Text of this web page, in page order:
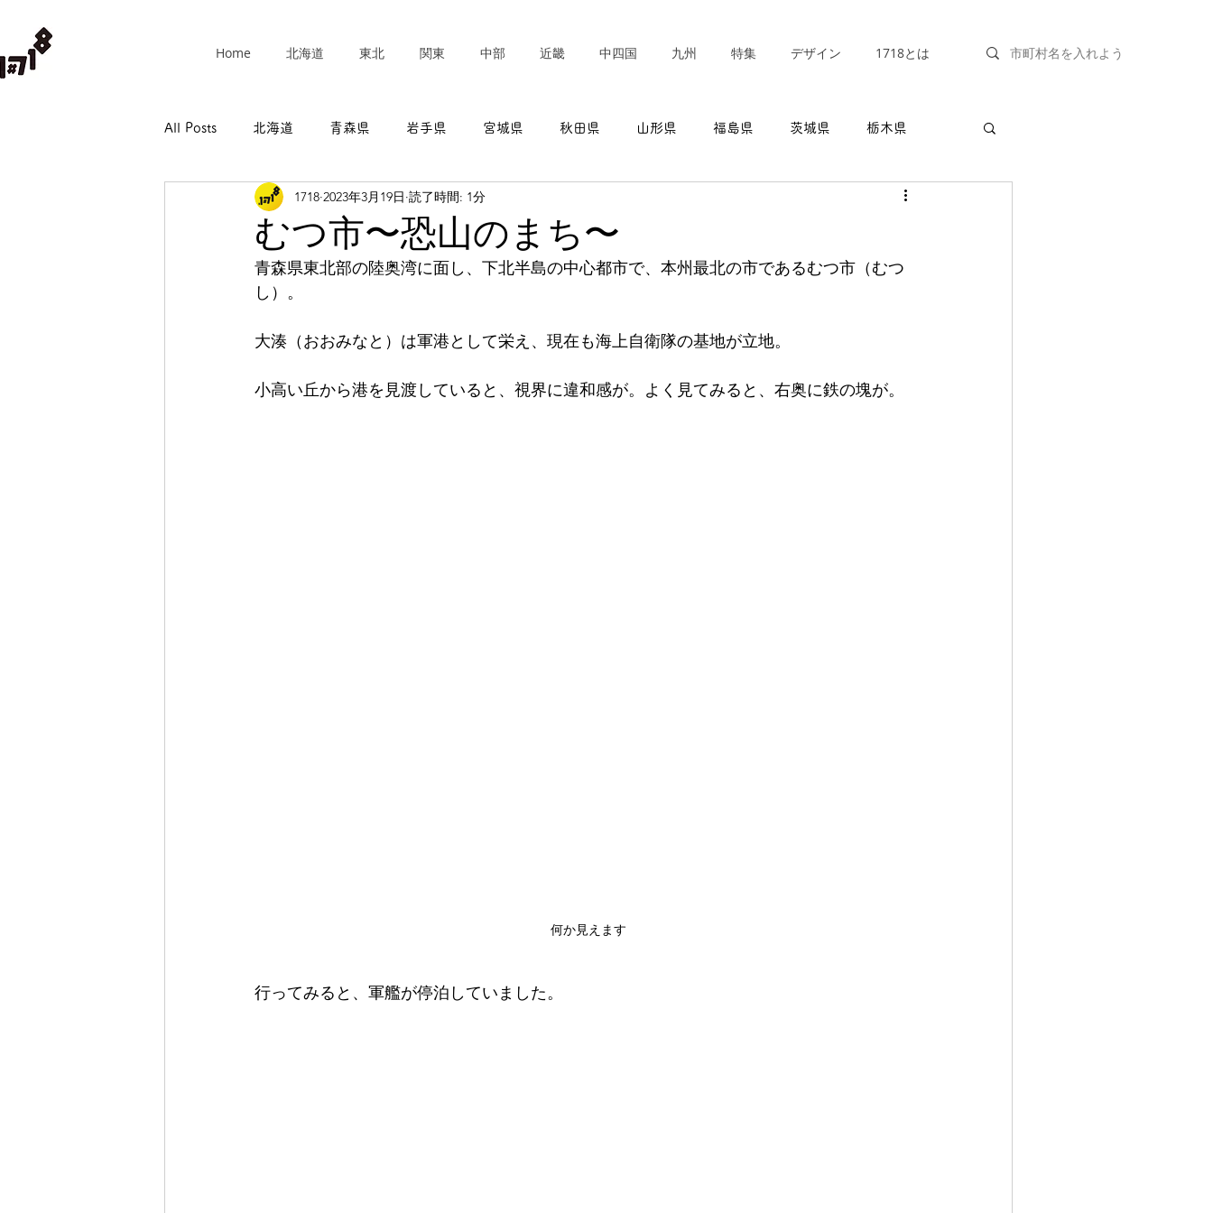
Home 北海道 東北 関東 中部 近畿 中四国 九州 特集 デザイン 1718とは
All Posts 北海道 青森県 岩手県 宮城県 秋田県 山形県 福島県 茨城県 栃木県
埼玉県 千葉県 東京都 山梨県
岐阜県 静岡県 愛知県 三重県 滋賀県 京都府 大阪府 兵庫県 奈良県
むつ市〜恐山のまち〜
1718 2023年3月19日 読了時間: 1分
青森県東北部の陸奥湾に面し、下北半島の中心都市で、本州最北の市であるむつ市（むつ
し）。
大湊（おおみなと）は軍港として栄え、現在も海上自衛隊の基地が立地。
小高い丘から港を見渡していると、視界に違和感が。よく見てみると、右奥に鉄の塊が。
何か見えます
行ってみると、軍艦が停泊していました。